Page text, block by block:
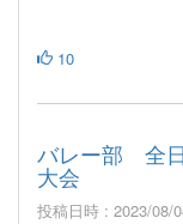
10
バレー部 全
大会
投稿日時 : 2023/08/